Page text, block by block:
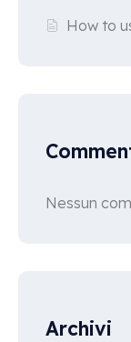
How to
Nessun
Archivi